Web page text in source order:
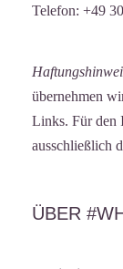
Telefon: +49
übernehmen
Links. Für den
ausschließlich
ÜBER